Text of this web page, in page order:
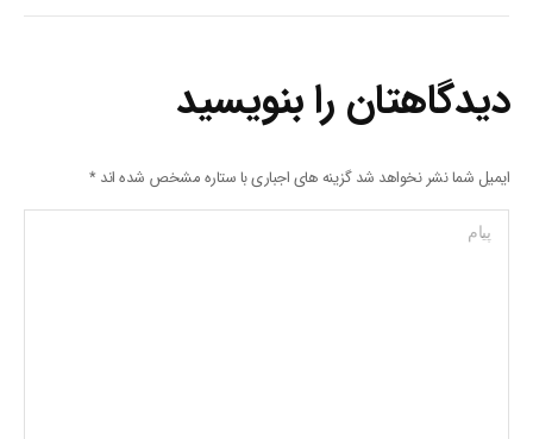
دیدگاهتان را بنویسید
ایمیل شما نشر نخواهد شد گزینه های اجباری با ستاره مشخص شده اند*
پیام